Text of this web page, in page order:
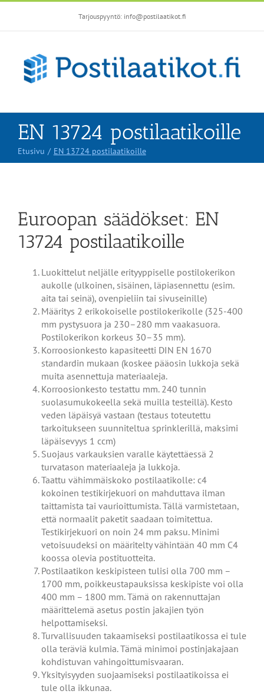
content
Tarjouspyyntö: info@postilaatikot.fi
EN 13724 postilaatikoille
Etusivu EN 13724 postilaatikoille
Euroopan säädökset: EN
13724 postilaatikoille
Luokittelut neljälle erityyppiselle postilokerikon
aukolle (ulkoinen, sisäinen, läpiasennettu (esim.
aita tai seinä), ovenpieliin tai sivuseinille)
Määritys 2 erikokoiselle postilokerikolle (325-400
mm pystysuora ja 230–280 mm vaakasuora.
Postilokerikon korkeus 30–35 mm).
Korroosionkesto kapasiteetti DIN EN 1670
standardin mukaan (koskee pääosin lukkoja sekä
muita asennettuja materiaaleja.
Korroosionkesto testattu mm. 240 tunnin
suolasumukokeella sekä muilla testeillä). Kesto
veden läpäisyä vastaan (testaus toteutettu
tarkoitukseen suunniteltua sprinklerillä, maksimi
läpäisevyys 1 ccm)
Suojaus varkauksien varalle käytettäessä 2
turvatason materiaaleja ja lukkoja.
Taattu vähimmäiskoko postilaatikolle: c4
kokoinen testikirjekuori on mahduttava ilman
taittamista tai vaurioittumista. Tällä varmistetaan,
että normaalit paketit saadaan toimitettua.
Testikirjekuori on noin 24 mm paksu. Minimi
vetoisuudeksi on määritelty vähintään 40 mm C4
koossa olevia postituotteita.
Postilaatikon keskipisteen tulisi olla 700 mm –
1700 mm, poikkeustapauksissa keskipiste voi olla
400 mm – 1800 mm. Tämä on rakennuttajan
määrittelemä asetus postin jakajien työn
helpottamiseksi.
Turvallisuuden takaamiseksi postilaatikossa ei tule
olla teräviä kulmia. Tämä minimoi postinjakajaan
kohdistuvan vahingoittumisvaaran.
Yksityisyyden suojaamiseksi postilaatikoissa ei
tule olla ikkunaa.